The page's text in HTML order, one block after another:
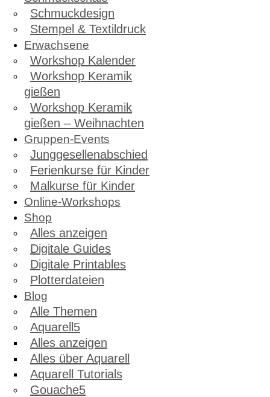
Schmuckdesign
Stempel & Textildruck
Erwachsene
Workshop Kalender
Workshop Keramik
gießen
Workshop Keramik
gießen – Weihnachten
Gruppen-Events
Junggesellenabschied
Ferienkurse für Kinder
Malkurse für Kinder
Online-Workshops
Shop
Alles anzeigen
Digitale Guides
Digitale Printables
Plotterdateien
Blog
Alle Themen
Aquarell
Alles anzeigen
Alles über Aquarell
Aquarell Tutorials
Gouache